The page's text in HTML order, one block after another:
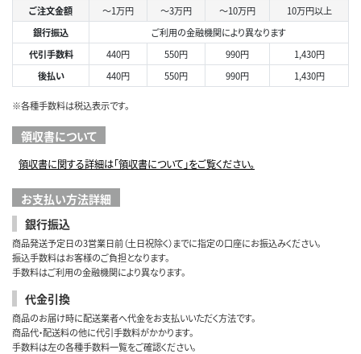
ご注文金額 ～1万円 ～3万円 ～10万円
10万円以上
銀行振込
ご利用の金融機関により異なります
代引手数料
440円 550円 990円
1,430円
後払い
440円 550円 990円 1,430円
※各種手数料は税込表示です。
領収書について
領収書に関する詳細は「領収書について」をご覧ください。
お支払い方法詳細
銀行振込
商品発送予定日の3営業日前（土日祝除く）までに指定の口座にお振込みください。
振込手数料はお客様のご負担となります。
手数料はご利用の金融機関により異なります。
代金引換
商品のお届け時に配送業者へ代金をお支払いいただく方法です。
商品代・配送料の他に代引手数料がかかります。
手数料は左の各種手数料一覧をご確認ください。